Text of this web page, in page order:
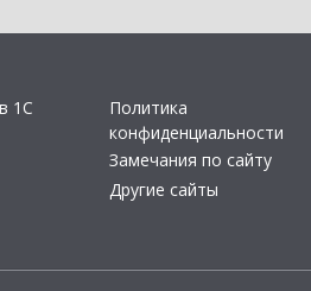
1С
Политика
конфиденциальности
Замечания по сайту
Другие сайты